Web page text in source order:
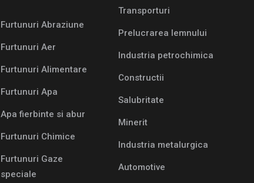
Furtunuri Abraziune
Furtunuri Aer
Furtunuri Alimentare
Furtunuri Apa
Apa fierbinte si abur
Furtunuri Chimice
Furtunuri Gaze
speciale
Transporturi
Prelucrarea lemnului
Industria petrochimica
Constructii
Salubritate
Minerit
Industria metalurgica
Automotive